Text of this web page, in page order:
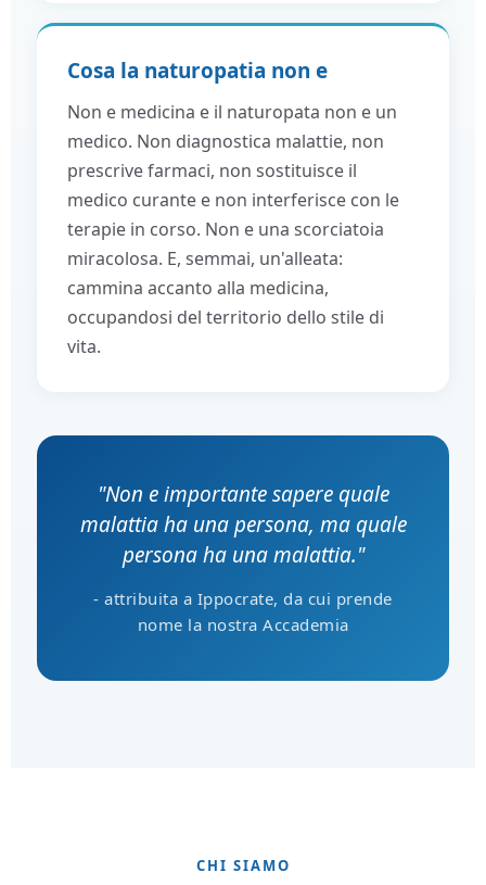
Cosa la naturopatia non e
Non e medicina e il naturopata non e un
medico. Non diagnostica malattie, non
prescrive farmaci, non sostituisce il
medico curante e non interferisce con le
terapie in corso. Non e una scorciatoia
miracolosa. E, semmai, un'alleata:
cammina accanto alla medicina,
occupandosi del territorio dello stile di
vita.
"Non e importante sapere quale
malattia ha una persona, ma quale
persona ha una malattia."
- attribuita a Ippocrate, da cui prende
nome la nostra Accademia
CHI SIAMO